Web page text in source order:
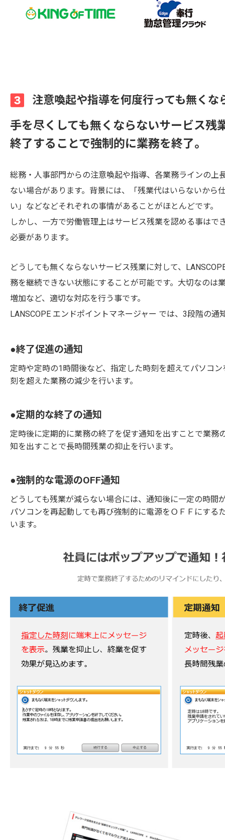
注意喚起や指導を何度行っても無く
手を尽くしても無くならないサービス残
終了することで強制的に業務を終了。
総務・人事部門からの注意喚起や指導、各業務ラインの
ない場合があります。背景には、「残業代はいらないか
い」などなどそれぞれの事情があることがほとんどです。
しかし、一方で労働管理上はサービス残業を認める事は
必要があります。
どうしても無くならないサービス残業に対して、
務を継続できない状態にすることが可能です。大切なの
増加など、適切な対応を行う事です。
LANSCOPE エンドポイントマネージャー では、3段階の
●終了促進の通知
定時や定時の1時間後など、指定した時刻を超えてパソコ
刻を超えた業務の減少を行います。
●定期的な終了の通知
定時後に定期的に業務の終了を促す通知を出すことで業
知を出すことで長時間残業の抑止を行います。
●強制的な電源のOFF通知
どうしても残業が減らない場合には、通知後に一定の時
パソコンを再起動しても再び強制的に電源をＯＦＦにす
います。